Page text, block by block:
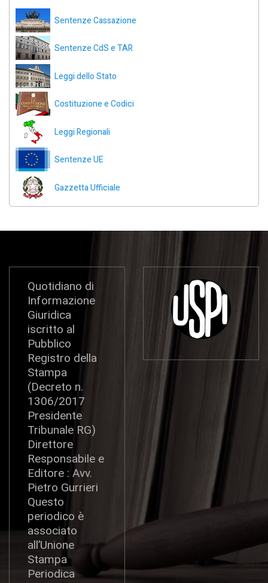
Sentenze Cassazione
Sentenze CdS e TAR
Leggi dello Stato
Costituzione e Codici
Leggi Regionali
Sentenze UE
Gazzetta Ufficiale
Quotidiano di
Informazione
Giuridica
iscritto al
Pubblico
Registro della
Stampa
(Decreto n.
1306/2017
Presidente
Tribunale RG)
Direttore
Responsabile e
Editore : Avv.
Pietro Gurrieri
Questo
periodico è
associato
all’Unione
Stampa
Periodica